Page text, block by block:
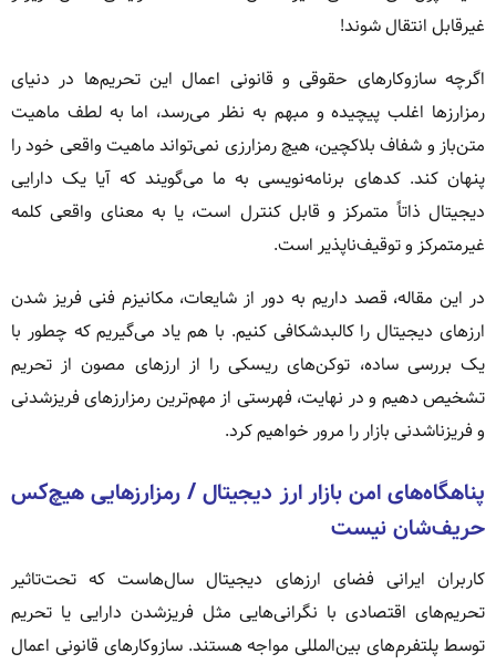
غیرقابل انتقال شوند!
اگرچه سازوکارهای حقوقی و قانونی اعمال این تحریم‌ها در دنیای
رمزارزها اغلب پیچیده و مبهم به نظر می‌رسد، اما به لطف ماهیت
متن‌باز و شفاف بلاکچین، هیچ رمزارزی نمی‌تواند ماهیت واقعی خود را
پنهان کند. کدهای برنامه‌نویسی به ما می‌گویند که آیا یک دارایی
دیجیتال ذاتاً متمرکز و قابل کنترل است، یا به معنای واقعی کلمه
غیرمتمرکز و توقیف‌ناپذیر است.
در این مقاله، قصد داریم به دور از شایعات، مکانیزم فنی فریز شدن
ارزهای دیجیتال را کالبدشکافی کنیم. با هم یاد می‌گیریم که چطور با
یک بررسی ساده، توکن‌های ریسکی را از ارزهای مصون از تحریم
تشخیص دهیم و در نهایت، فهرستی از مهم‌ترین رمزارزهای فریزشدنی
و فریزناشدنی بازار را مرور خواهیم کرد.
پناهگاه‌های امن بازار ارز دیجیتال / رمزارزهایی هیچ‌کس
حریف‌شان نیست
کاربران ایرانی فضای ارزهای دیجیتال سال‌هاست که تحت‌تاثیر
تحریم‌های اقتصادی با نگرانی‌هایی مثل فریزشدن دارایی یا تحریم
توسط پلتفرم‌های بین‌المللی مواجه هستند. سازوکارهای قانونی اعمال